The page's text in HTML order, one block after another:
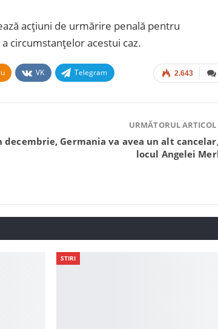
acțiuni de urmărire penală pentru
circumstanțelor acestui caz.
2.643
VK Telegram
URMĂTORUL ARTICOL
decembrie, Germania va avea un alt
locul Angelei
STIRI